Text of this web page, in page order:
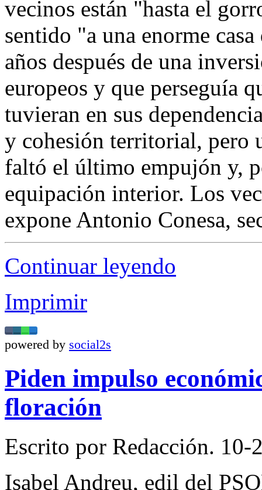
vecinos están "hasta el
sentido "a una enorme
años después de una
europeos y que perseguía
tuvieran en sus
y cohesión territorial, pero
faltó el último empujón y,
equipación interior. Los
expone Antonio Conesa,
Continuar leyendo
Imprimir
powered by social2s
Piden impulso
floración
Escrito por Redacción. 10-
Isabel Andreu, edil del